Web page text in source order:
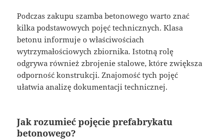
Podczas zakupu szamba betonowego warto znać
kilka podstawowych pojęć technicznych. Klasa
betonu informuje o właściwościach
wytrzymałościowych zbiornika. Istotną rolę
odgrywa również zbrojenie stalowe, które zwiększa
odporność konstrukcji. Znajomość tych pojęć
ułatwia analizę dokumentacji technicznej.
Jak rozumieć pojęcie prefabrykatu
betonowego?